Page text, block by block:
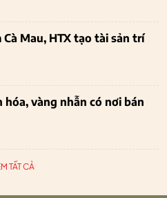
Mau, HTX tạo tài sản trí
vàng nhẫn có nơi bán
TẤT CẢ